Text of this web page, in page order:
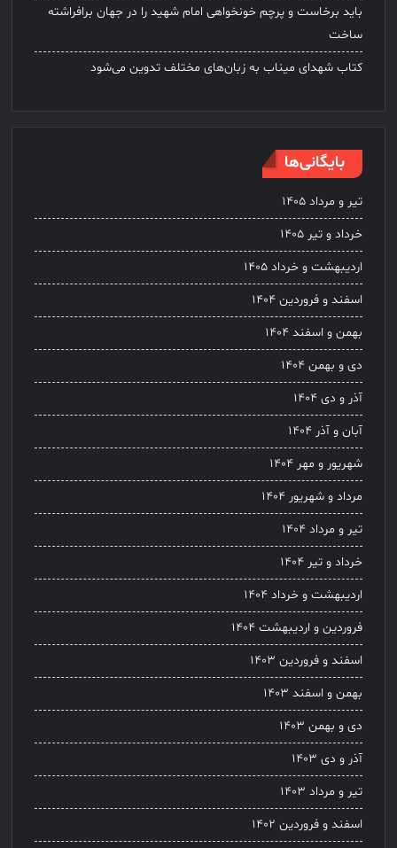
باید برخاست و پرچم خونخواهی امام شهید را در جهان برافراشته
ساخت
کتاب شهدای میناب به زبان‌های مختلف تدوین می‌شود
بایگانی‌ها
تیر و مرداد ۱۴۰۵
خرداد و تیر ۱۴۰۵
اردیبهشت و خرداد ۱۴۰۵
اسفند و فروردین ۱۴۰۴
بهمن و اسفند ۱۴۰۴
دی و بهمن ۱۴۰۴
آذر و دی ۱۴۰۴
آبان و آذر ۱۴۰۴
شهریور و مهر ۱۴۰۴
مرداد و شهریور ۱۴۰۴
تیر و مرداد ۱۴۰۴
خرداد و تیر ۱۴۰۴
اردیبهشت و خرداد ۱۴۰۴
فروردین و اردیبهشت ۱۴۰۴
اسفند و فروردین ۱۴۰۳
بهمن و اسفند ۱۴۰۳
دی و بهمن ۱۴۰۳
آذر و دی ۱۴۰۳
تیر و مرداد ۱۴۰۳
اسفند و فروردین ۱۴۰۲